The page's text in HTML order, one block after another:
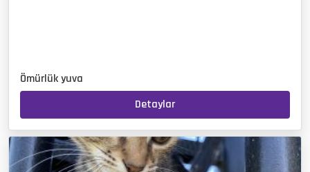
Ömürlük yuva
Detaylar